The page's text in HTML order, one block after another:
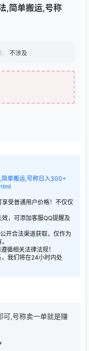
,简单搬运,号称
不涉及
单搬运,号称日入300+
受普通用户价格！不仅仅
，可添加客服QQ提醒及
开合法渠道获取，仅作为
循相关法律法规！
我们将在24小时内处
可,号称卖一单就是赚